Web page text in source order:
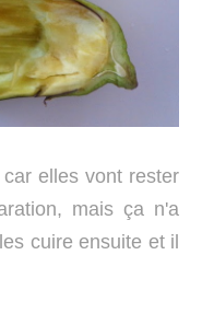
elles vont rester
mais ça n'a
cuire ensuite et il